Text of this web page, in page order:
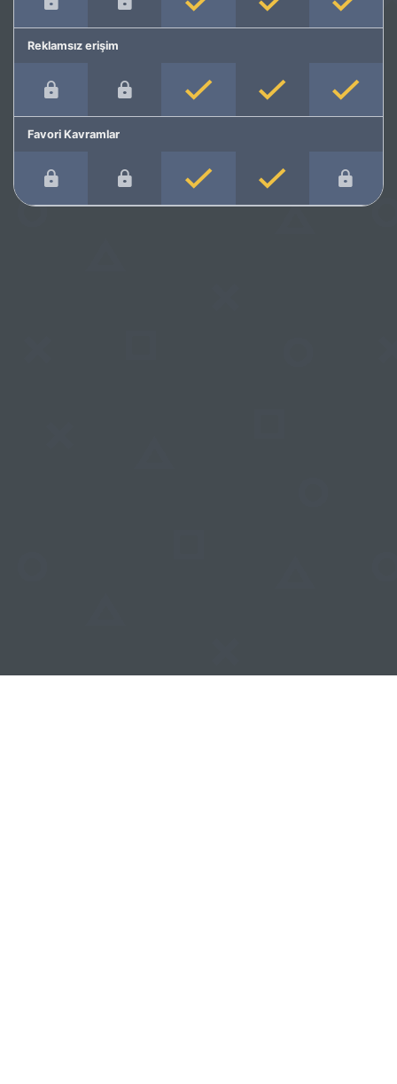
Reklamsız erişim
Favori Kavramlar